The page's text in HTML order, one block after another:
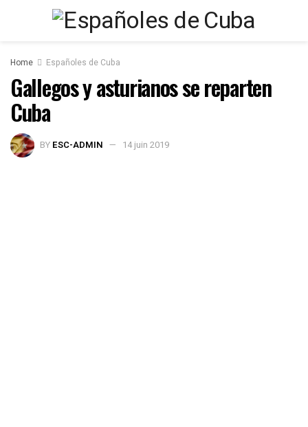
Home Españoles de Cuba
Gallegos y asturianos se reparten
Cuba
BY ESC-ADMIN 14 juin 2019